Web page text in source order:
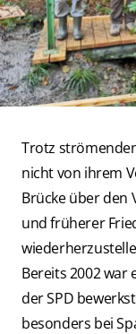
Trotz
nicht von ihrem
Brücke über den
und früherer
Bereits 2002 war
der SPD
besonders bei